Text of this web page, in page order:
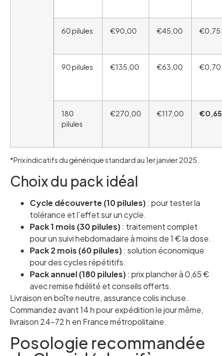
60 pilules €90,00 €45,00 €0,75
90 pilules €135,00 €63,00 €0,70
180
pilules
€270,00 €117,00 €0,65
*Prix indicatifs du générique standard au 1er janvier 2025.
Choix du pack idéal
Cycle découverte (10 pilules): pour tester la
tolérance et l’effet sur un cycle.
Pack 1 mois (30 pilules): traitement complet
pour un suivi hebdomadaire à moins de 1 € la dose.
Pack 2 mois (60 pilules): solution économique
pour des cycles répétitifs.
Pack annuel (180 pilules): prix plancher à 0,65 €
avec remise fidélité et conseils offerts.
Livraison en boîte neutre, assurance colis incluse.
Commandez avant 14 h pour expédition le jour même,
livraison 24-72 h en France métropolitaine.
Posologie recommandée